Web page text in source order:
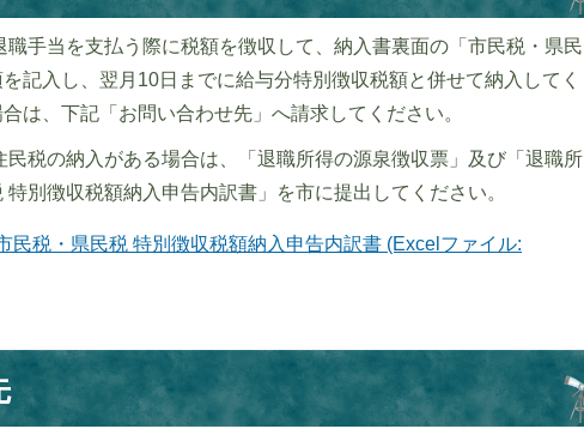
手当を支払う際に税額を徴収して、納入書裏面の「市民税・県民
記入し、翌月10日までに給与分特別徴収税額と併せて納入してく
は、下記「お問い合わせ先」へ請求してください。
民税の納入がある場合は、「退職所得の源泉徴収票」及び「退職所
別徴収税額納入申告内訳書」を市に提出してください。
民税・県民税 特別徴収税額納入申告内訳書 (Excelファイル: